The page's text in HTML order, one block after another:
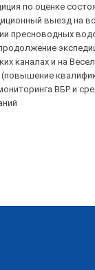
по оценке
выезд на
пресноводных
каналах и на
ВБР и